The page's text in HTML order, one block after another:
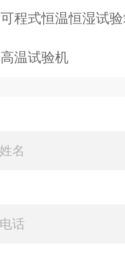
可程式恒温恒湿试
高温试验机